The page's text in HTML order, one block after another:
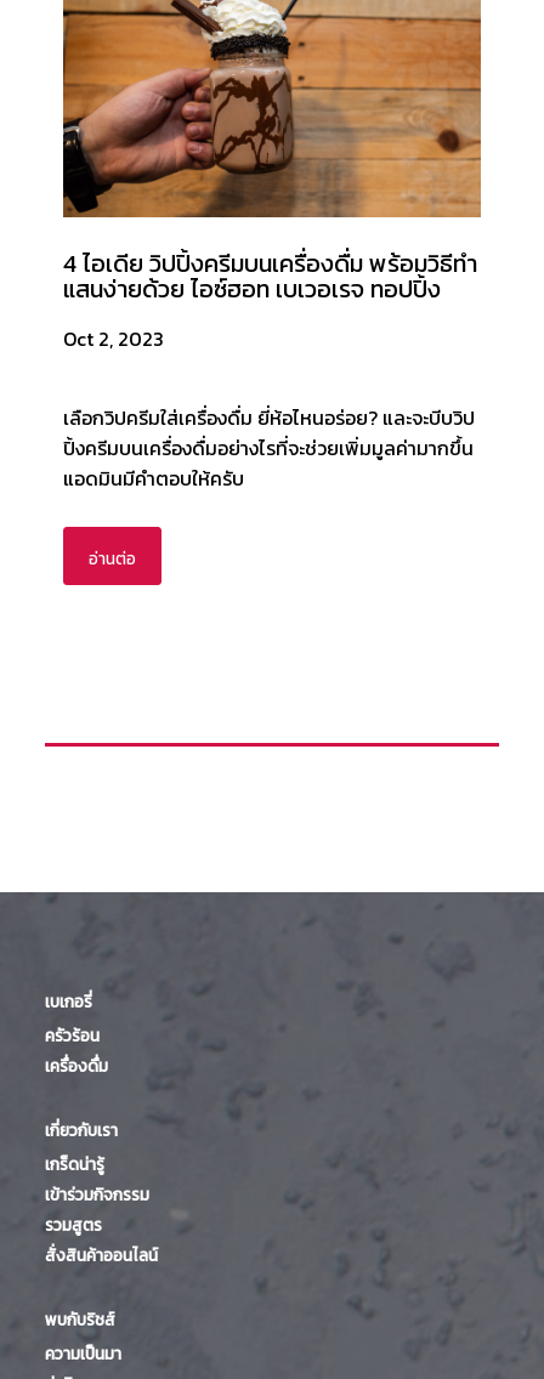
4 ไอเดีย วิปปิ้งครีมบนเครื่องดื่ม พร้อมวิธีทำ
แสนง่ายด้วย ไอซ์ฮอท เบเวอเรจ ทอปปิ้ง
Oct 2, 2023
เลือกวิปครีมใส่เครื่องดื่ม ยี่ห้อไหนอร่อย? และจะบีบวิป
ปิ้งครีมบนเครื่องดื่มอย่างไรที่จะช่วยเพิ่มมูลค่ามากขึ้น
แอดมินมีคำตอบให้ครับ
อ่านต่อ
เบเกอรี่
ครัวร้อน
เครื่องดื่ม
เกี่ยวกับเรา
เกร็ดน่ารู้
เข้าร่วมกิจกรรม
รวมสูตร
สั่งสินค้าออนไลน์
พบกับริชส์
ความเป็นมา